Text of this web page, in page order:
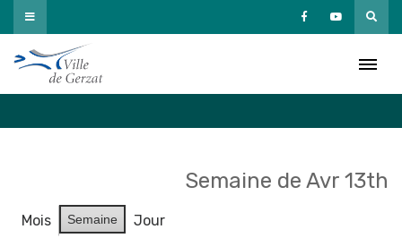
Passer
au
contenu
Semaine de Avr 13th
Mois Semaine
Jour